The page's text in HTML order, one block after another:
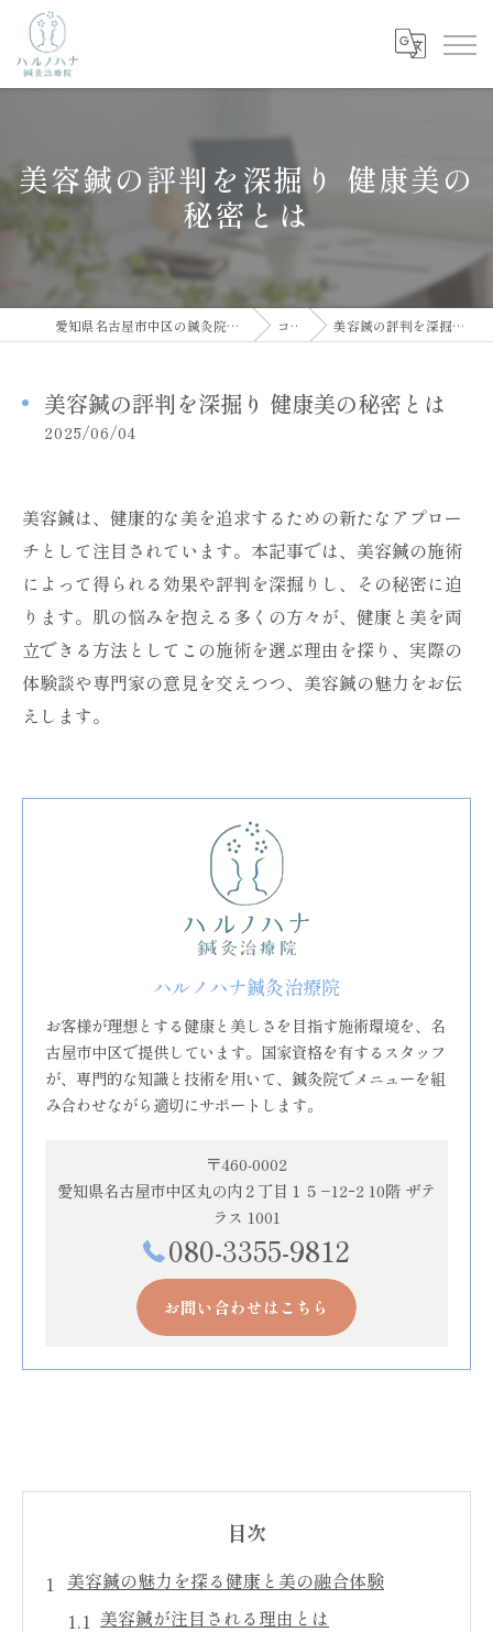
美容鍼の評判を深掘り 健康美の
秘密とは
愛知県名古屋市中区の鍼灸院ならハルノハナ鍼灸治療院 コラム 美容鍼の評判を深掘り 健康美の秘密とは
美容鍼の評判を深掘り 健康美の秘密とは
2025/06/04
美容鍼は、健康的な美を追求するための新たなアプロー
チとして注目されています。本記事では、美容鍼の施術
によって得られる効果や評判を深掘りし、その秘密に迫
ります。肌の悩みを抱える多くの方々が、健康と美を両
立できる方法としてこの施術を選ぶ理由を探り、実際の
体験談や専門家の意見を交えつつ、美容鍼の魅力をお伝
えします。
ハルノハナ鍼灸治療院
お客様が理想とする健康と美しさを目指す施術環境を、名
古屋市中区で提供しています。国家資格を有するスタッフ
が、専門的な知識と技術を用いて、鍼灸院でメニューを組
み合わせながら適切にサポートします。
〒460-0002
愛知県名古屋市中区丸の内２丁目１５−12ｰ2 10階 ザテ
ラス 1001
080-3355-9812
お問い合わせはこちら
目次
美容鍼の魅力を探る健康と美の融合体験
美容鍼が注目される理由とは